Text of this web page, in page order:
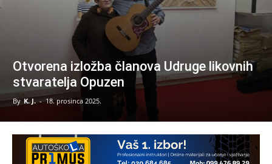
Otvorena izložba članova Udruge likovnih
stvaratelja Opuzen
By K. J. - 18. prosinca 2025.